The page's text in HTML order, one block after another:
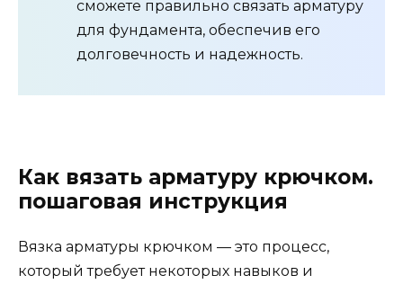
сможете правильно связать арматуру
для фундамента, обеспечив его
долговечность и надежность.
Как вязать арматуру крючком.
пошаговая инструкция
Вязка арматуры крючком — это процесс,
который требует некоторых навыков и